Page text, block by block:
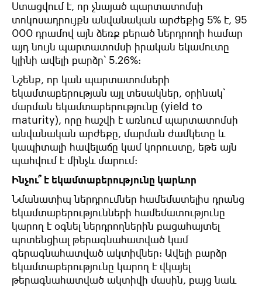
Ստացվում է, որ չնայած պարտատոմսի
տոկոսադրույքն անվանական արժեքից 5% է, 95
000 դրամով այն ձեռք բերած ներդրողի համար
այդ նույն պարտատոմսի իրական եկամուտը
կլինի ավելի բարձր՝ 5.26%:
Նշենք, որ կան պարտատոմսերի
եկամտաբերության այլ տեսակներ, օրինակ՝
մարման եկամտաբերությունը (yield to
maturity), որը հաշվի է առնում պարտատոմսի
անվանական արժեքը, մարման ժամկետը և
կապիտալի հավելաճը կամ կորուստը, եթե այն
պահվում է մինչև մարում:
Ինչու՞ է եկամտաբերությունը կարևոր
Նմանատիպ ներդրումներ համեմատելիս դրանց
եկամտաբերությունների համեմատությունը
կարող է օգնել ներդրողներին բացահայտել
պոտենցիալ թերագնահատված կամ
գերագնահատված ակտիվներ: Ավելի բարձր
եկամտաբերությունը կարող է վկայել
թերագնահատված ակտիվի մասին, բայց նաև